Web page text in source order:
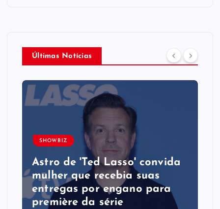
Últimas Notícias
SHOWBIZ
Astro de 'Ted Lasso' convida
mulher que recebia suas
entregas por engano para
première da série